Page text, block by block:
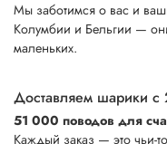
Мы заботимся о вас и
Колумбии и Бельгии —
маленьких.
Доставляем шарики с
51 000 поводов для
Каждый заказ — это чьи-